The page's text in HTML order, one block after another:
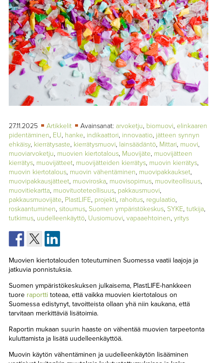
TILAUSASIAT
MEDIATIEDOT
TIETOA
LEHDESTÄ
TAPAHTUMAT
27.11.2025 Artikkelit Avainsanat: arvoketju, biomuovi, elinkaaren
pidentäminen, EU, hanke, indikaattori, innovaatio, jätteen synnyn
ehkäisy, kierrätysaste, kierrätysmuovi, lainsäädäntö, Mittari, muovi,
muoviarvoketju, muovien kiertotalous, Muovijäte, muovijätteen
kierrätys, muovijätteet, muovijätteiden kierrätys, muovin kierrätys,
muovin kiertotalous, muovin vähentäminen, muovipakkaukset,
muovipakkausjätteet, muoviroska, muovisopimus, muoviteollisuus,
muovitiekartta, muovituoteteollisuus, pakkausmuovi,
pakkausmuovijäte, PlastLIFE, projekti, rahoitus, regulaatio,
roskaantuminen, sitoumus, Suomen ympäristökeskus, SYKE, tutkija,
tutkimus, uudelleenkäyttö, Uusiomuovi, vapaaehtoinen, yritys
Muovien kiertotalouden toteutuminen Suomessa vaatii laajoja ja
jatkuvia ponnistuksia.
Suomen ympäristökeskuksen julkaisema, PlastLIFE-hankkeen
tuore raporttitoteaa, että vaikka muovien kiertotalous on
Suomessa edistynyt, tavoitteista ollaan yhä niin kaukana, että
tarvitaan merkittäviä lisätoimia.
Raportin mukaan suurin haaste on vähentää muovien tarpeetonta
kuluttamista ja lisätä uudelleenkäyttöä.
Muovin käytön vähentäminen ja uudelleenkäytön lisääminen